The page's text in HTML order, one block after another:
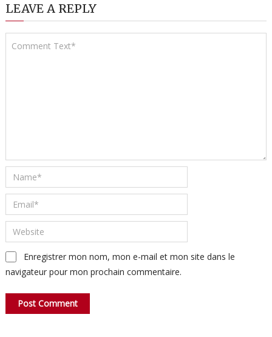
LEAVE A REPLY
Enregistrer mon nom, mon e-mail et mon site dans le
navigateur pour mon prochain commentaire.